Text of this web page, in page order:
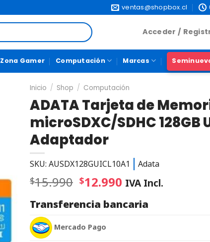
ventas@shopbox.cl
Acceder /
Zona Gamer Computación Marcas
Inicio / Shop / Computación
ADATA Tarjeta de
microSDXC/SDHC 128GB
Adaptador
SKU: AUSDX128GUICL10A1 Adata
$15.990 $12.990 IVA Incl.
Transferencia bancaria
Mercado Pago